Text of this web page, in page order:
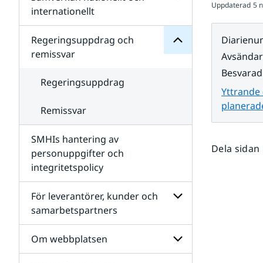
internationellt
Undersidor
för
internationellt
Regeringsuppdrag och
remissvar
Regeringsuppdrag
Remissvar
SMHIs hantering av
personuppgifter och
integritetspolicy
För leverantörer, kunder och
samarbetspartners
Undersidor
för
Om webbplatsen
Uppdaterad 5
Besvarad
Dela sidan